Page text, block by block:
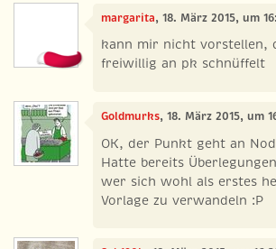
margarita, 18. März 2015, um
kann mir nicht vorstellen,
freiwillig an pk schnüffelt
Goldmurks, 18. März 2015, um
OK, der Punkt geht an
Hatte bereits
wer sich wohl als erstes
Vorlage zu verwandeln :P